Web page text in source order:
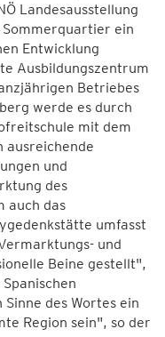
Landesausstellung
ein
Entwicklung
Ausbildungszentrum
Betriebes
werde es durch
mit dem
ausreichende
und
des
auch das
umfasst
und
Beine gestellt",
des Wortes ein
Region sein", so der